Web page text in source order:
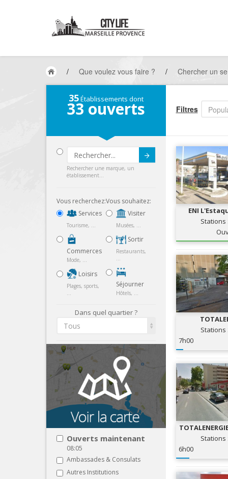
/ Que voulez vous faire ? / Chercher un
35Établissements dont
33 ouverts
Submit
Rechercher une marque, un
établissement...
Vous recherchez:
Services
Tourisme, ...
Commerces
Mode, ...
Loisirs
Plages, sports,
...
Vous souhaitez:
Visiter
Musées, ...
Sortir
Restaurants,
...
Séjourner
Hôtels, ...
Dans quel quartier ?
Tous
Ouverts maintenant
08:05
Ambassades & Consulats
Autres Institutions
Filtres
ENI
Stations
Stations
7h00
-Stations
6h00